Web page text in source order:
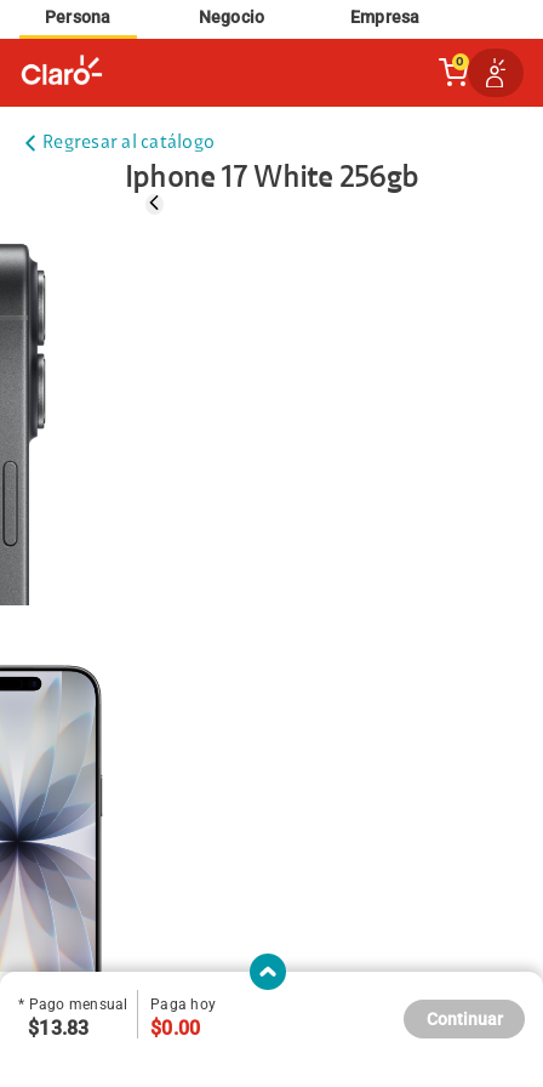
Persona Negocio Empresa
0
Regresar al catálogo
Iphone 17 White 256gb
* Pago mensual
$13.83
Paga hoy
$0.00 Continuar